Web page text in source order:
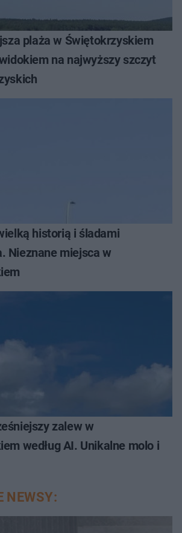
plaża w Świętokrzyskiem
na najwyższy szczyt
historią i śladami
Nieznane miejsca w
zalew w
według AI. Unikalne molo i
NEWSY: